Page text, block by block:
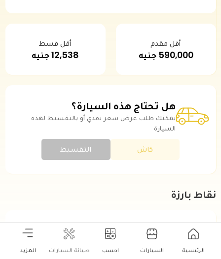
أقل مقدم
590,000 جنيه
أقل قسط
12,538 جنيه
هل تحتاج هذه السيارة؟
يمكنك طلب عرض سعر نقدي أو بالتقسيط لهذه
السيارة
كاش التقسيط
نقاط بارزة
موديل سنة 2026
الرئيسية السيارات احسب صيانة السيارات المزيد